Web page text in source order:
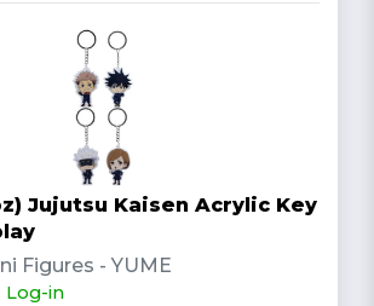
Jujutsu Kaisen Acrylic Key
Figures - YUME
Log-in